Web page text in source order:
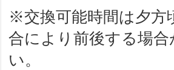
※交換可能時間は夕方
合により前後する場
い。